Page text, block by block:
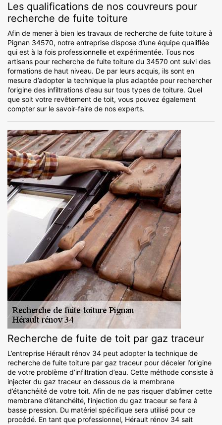
Les qualifications de nos couvreurs pour
recherche de fuite toiture
Afin de mener à bien les travaux de recherche de fuite toiture à
Pignan 34570, notre entreprise dispose d’une équipe qualifiée
qui est à la fois professionnelle et expérimentée. Tous nos
artisans pour recherche de fuite toiture du 34570 ont suivi des
formations de haut niveau. De par leurs acquis, ils sont en
mesure d’adopter la technique la plus adaptée pour rechercher
l’origine des infiltrations d’eau sur tous types de toiture. Quel
que soit votre revêtement de toit, vous pouvez également
compter sur le savoir-faire de nos experts.
Recherche de fuite de toit par gaz traceur
L’entreprise Hérault rénov 34 peut adopter la technique de
recherche de fuite toiture par gaz traceur pour déceler l’origine
de votre problème d’infiltration d’eau. Cette méthode consiste à
injecter du gaz traceur en dessous de la membrane
d’étanchéité de votre toit. Afin de ne pas risquer d’abîmer cette
membrane d’étanchéité, l’injection du gaz traceur se fera à
basse pression. Du matériel spécifique sera utilisé pour ce
procédé. En tant que professionnel, Hérault rénov 34 sait